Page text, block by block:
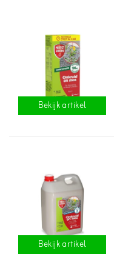
Bekijk artikel
Bekijk artikel